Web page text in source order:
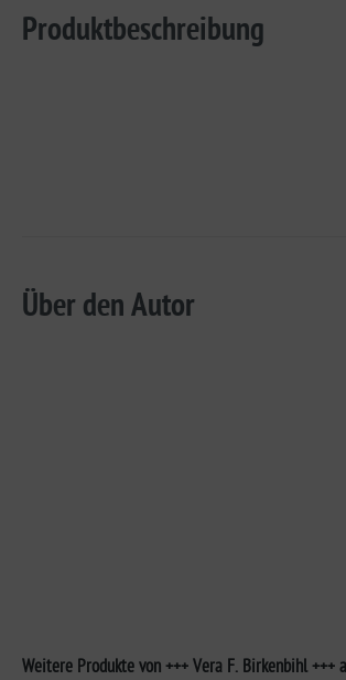
Produktbeschreibung
Über den Autor
Weitere Produkte von +++ Vera F. Birkenbihl +++